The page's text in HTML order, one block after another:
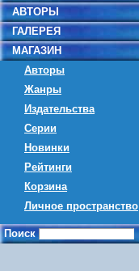
АВТОРЫ
ГАЛЕРЕЯ
МАГАЗИН
Авторы
Жанры
Издательства
Серии
Новинки
Рейтинги
Корзина
Личное пространство
Поиск